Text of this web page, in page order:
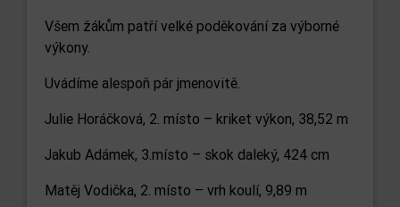
Všem žákům patří velké poděkování za výborné
výkony.
Uvádíme alespoň pár jmenovitě.
Julie Horáčková, 2. místo – kriket výkon, 38,52 m
Jakub Adámek, 3.místo – skok daleký, 424 cm
Matěj Vodička, 2. místo – vrh koulí, 9,89 m